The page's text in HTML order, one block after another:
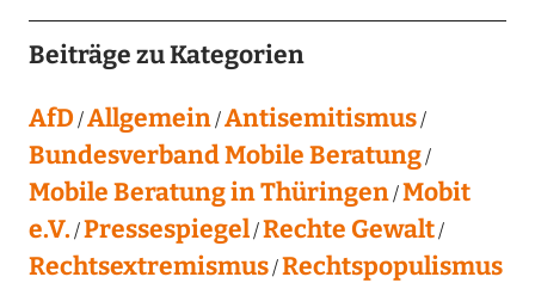
Beiträge zu Kategorien
AfD Allgemein Antisemitismus
Bundesverband Mobile Beratung
Mobile Beratung in Thüringen Mobit
e.V. Pressespiegel Rechte Gewalt
Rechtsextremismus Rechtspopulismus